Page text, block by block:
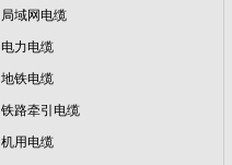
局域网电缆
电力电缆
地铁电缆
铁路牵引电缆
机用电缆